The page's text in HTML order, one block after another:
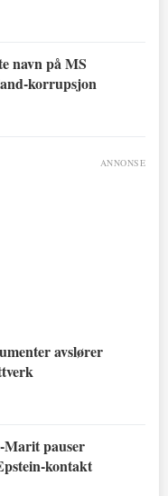
navn på MS
korrupsjon
ANNONSE
avslører
Marit pauser
kontakt